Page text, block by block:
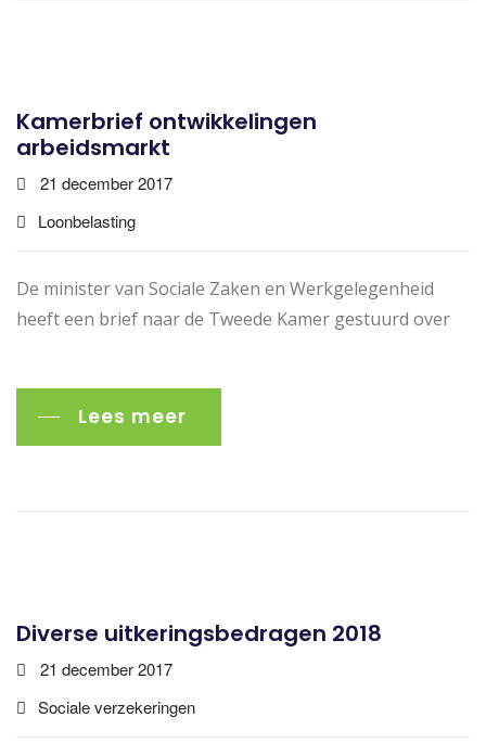
Kamerbrief ontwikkelingen
arbeidsmarkt
21 december 2017
Loonbelasting
De minister van Sociale Zaken en Werkgelegenheid
heeft een brief naar de Tweede Kamer gestuurd over
Lees meer
Diverse uitkeringsbedragen 2018
21 december 2017
Sociale verzekeringen